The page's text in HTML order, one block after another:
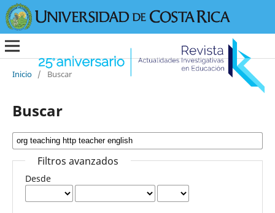
Inicio / Buscar
Buscar
Filtros avanzados
Desde